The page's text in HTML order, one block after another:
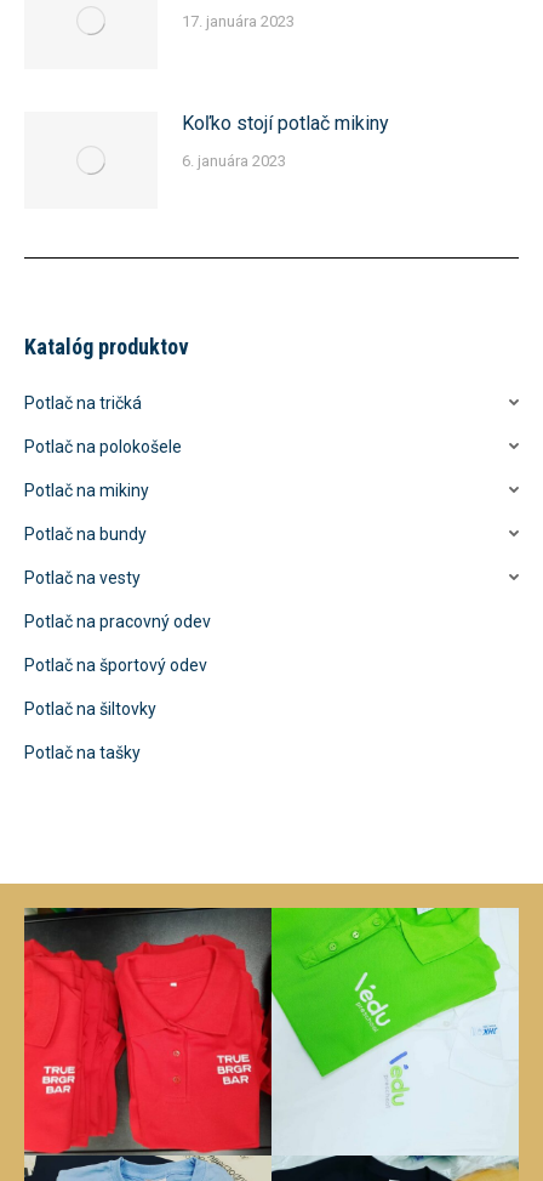
17. januára 2023
Koľko stojí potlač mikiny
6. januára 2023
Katalóg produktov
Potlač na tričká
Potlač na polokošele
Potlač na mikiny
Potlač na bundy
Potlač na vesty
Potlač na pracovný odev
Potlač na športový odev
Potlač na šiltovky
Potlač na tašky